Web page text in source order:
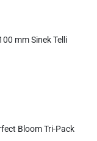
mm Sinek Telli
Bloom Tri-Pack